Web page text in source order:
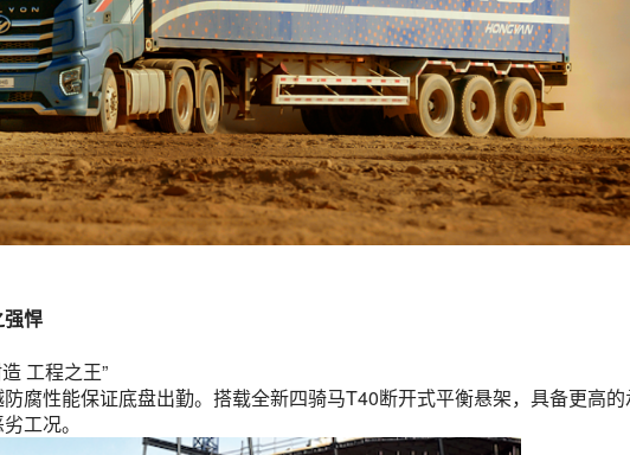
悍
工程之王”
腐性能保证底盘出勤。搭载全新四骑马T40断开式平衡悬架，具备更高
工况。